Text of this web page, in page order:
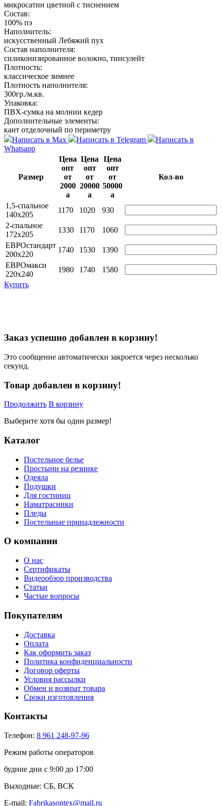
микросатин цветной с тиснением
Состав:
100% пэ
Наполнитель:
искусственный Лебяжий пух
Состав наполнителя:
силиконизированное волокно, тинсулейт
Плотность:
классическое зимнее
Плотность наполнителя:
300гр./м.кв.
Упаковка:
ПВХ-сумка на молнии кедер
Дополнительные элементы:
кант отделочный по периметру
Написать в Max
Написать в Telegram
Написать в
Whatsapp
Размер
Цена
опт
от
2000
a
Цена
опт
от
20000
a
Цена
опт
от
50000
a
Кол-во
1,5-спальное
140х205
1170 1020
930
2-спальное
172х205
1330 1170
1060
ЕВРОстандарт
200х220
1740 1530
1390
ЕВРОмакси
220х240
1980 1740
1580
Купить
Заказ успешно добавлен в корзину!
Это сообщение автоматически закроется через несколько
секунд.
Товар добавлен в корзину!
Продолжить В корзину
Выберите хотя бы один размер!
Каталог
Постельное белье
Простыни на резинке
Одеяла
Подушки
Для гостиниц
Наматрасники
Пледы
Постельные принадлежности
О компании
О нас
Сертификаты
Видеообзор производства
Статьи
Частые вопросы
Покупателям
Доставка
Оплата
Как оформить заказ
Политика конфиденциальности
Договор оферты
Условия рассылки
Обмен и возврат товара
Сроки изготовления
Контакты
Телефон: 8 961 248-97-96
Режим работы операторов
будние дни с 9:00 до 17:00
Выходные: СБ, ВСК
E-mail: Fabrikasontex@mail.ru